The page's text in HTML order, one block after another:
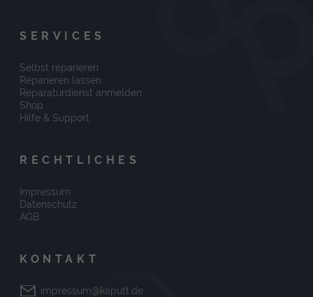
SERVICES
Selbst reparieren
Reparieren lassen
Reparaturdienst anmelden
Shop
Hilfe & Support
RECHTLICHES
Impressum
Datenschutz
AGB
KONTAKT
impressum@kaputt.de